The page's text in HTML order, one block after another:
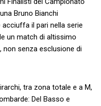
Bruno Bianchi
il pari nella serie
un match di altissimo
non senza esclusione di
tra zona totale e a M,
Del Basso e